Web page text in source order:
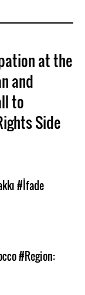
at the
and
to
Side
#İfade
#Region: